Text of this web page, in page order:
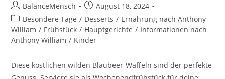
BalanceMensch
August 18, 2024
Besondere Tage / Desserts / Ernährung nach Anthony
William / Frühstück / Hauptgerichte / Informationen nach
Anthony William / Kinder
Diese köstlichen wilden Blaubeer-Waffeln sind der perfekte